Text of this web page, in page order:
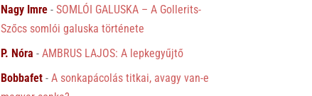
Nagy Imre -SOMLÓI GALUSKA – A Gollerits-
Szőcs somlói galuska története
P. Nóra -AMBRUS LAJOS: A lepkegyűjtő
Bobbafet -A sonkapácolás titkai, avagy van-e